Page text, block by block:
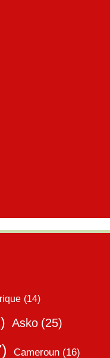
(14)
Asko (25)
Cameroun (16)